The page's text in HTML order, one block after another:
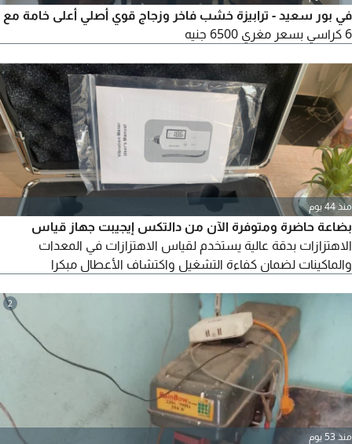
في بور سعيد - ترابيزة خشب فاخر وزجاج قوي أصلي أعلى خامة مع
6 كراسي بسعر مغري 6500 جنيه
منذ 44 يوم
بضاعة حاضرة ومتوفرة الآن من دالتكس إيجيبت جهاز قياس
الاهتزازات بدقة عالية يستخدم لقياس الاهتزازات في المعدات
والماكينات لضمان كفاءة التشغيل واكتشاف الأعطال مبكرا
2
منذ 53 يوم